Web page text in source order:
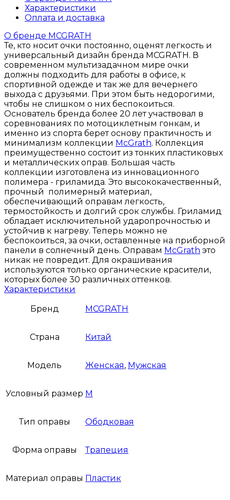
Характеристики
Оплата и доставка
О бренде MCGRATH
Те, кто носит очки постоянно, оценят легкость и
универсальный дизайн бренда MCGRATH. В
современном мультизадачном мире очки
должны подходить для работы в офисе, к
спортивной одежде и так же для вечернего
выхода с друзьями. При этом быть недорогими,
чтобы не слишком о них беспокоиться.
Основатель бренда более 20 лет участвовал в
соревнованиях по мотоциклетным гонкам, и
именно из спорта берет основу практичность и
минимализм коллекции McGrath. Коллекция
преимущественно состоит из тонких пластиковых
и металлических оправ. Большая часть
коллекции изготовлена из инновационного
полимера - гриламида. Это высококачественный,
прочный полимерный материал,
обеспечивающий оправам легкость,
термостойкость и долгий срок службы. Гриламид
обладает исключительной ударопрочностью и
устойчив к нагреву. Теперь можно не
беспокоиться, за очки, оставленные на приборной
панели в солнечный день. Оправам McGrath это
никак не повредит. Для окрашивания
используются только органические красители,
которых более 30 различных оттенков.
Характеристики
Бренд
MCGRATH
Страна Китай
Модель Женская, Мужская
Условный размер M
Тип оправы Ободковая
Форма оправы Трапеция
Материал оправы Пластик